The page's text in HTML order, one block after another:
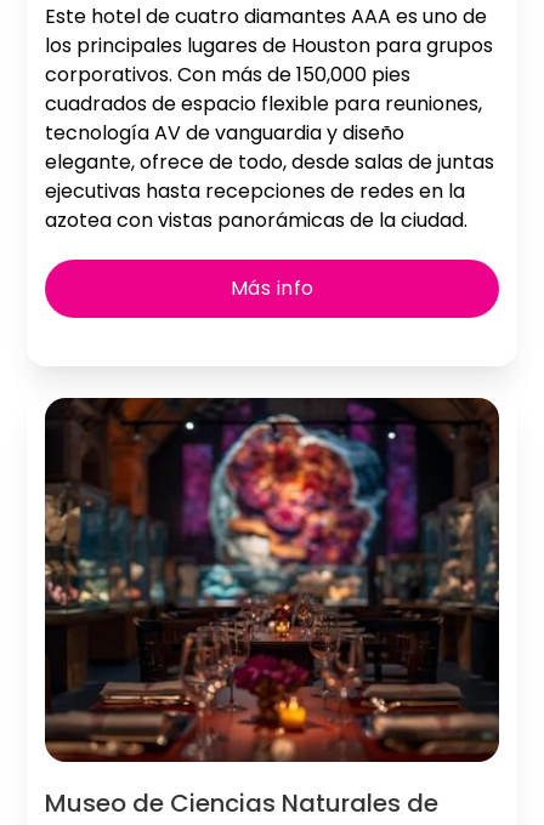
Este hotel de cuatro diamantes AAA es uno de
los principales lugares de Houston para grupos
corporativos. Con más de 150,000 pies
cuadrados de espacio flexible para reuniones,
tecnología AV de vanguardia y diseño
elegante, ofrece de todo, desde salas de juntas
ejecutivas hasta recepciones de redes en la
azotea con vistas panorámicas de la ciudad.
Más info
Museo de Ciencias Naturales de